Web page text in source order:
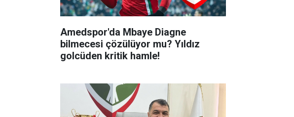
Amedspor'da Mbaye Diagne
bilmecesi çözülüyor mu? Yıldız
golcüden kritik hamle!